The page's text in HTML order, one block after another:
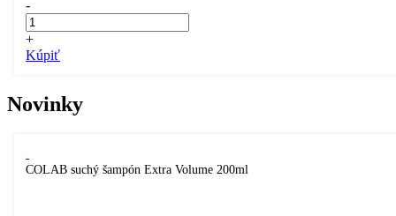
-
+
Kúpiť
Novinky
COLAB suchý šampón Extra Volume 200ml